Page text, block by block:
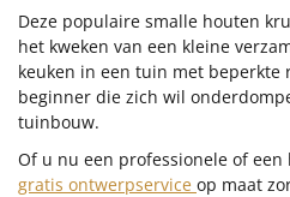
Deze populaire smalle houten
het kweken van een kleine
keuken in een tuin met beperkte
beginner die zich wil
tuinbouw.
Of u nu een professionele of
gratis ontwerpservice op maat